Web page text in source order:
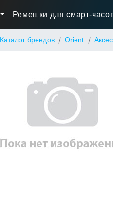
Ремешки для смарт-
Каталог брендов Orient